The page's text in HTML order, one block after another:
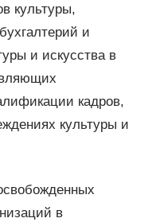
культуры,
и
и искусства в
кадров,
культуры и
в